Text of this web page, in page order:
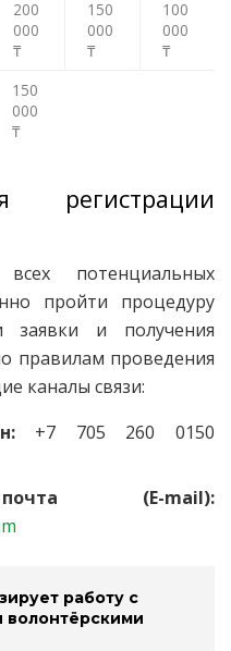
200
000
₸
150
000
₸
100
000
₸
150
000
₸
регистрации
потенциальных
пройти процедуру
заявки и получения
правилам проведения
каналы связи:
+7 705 260 0150
(E-mail):
работу с